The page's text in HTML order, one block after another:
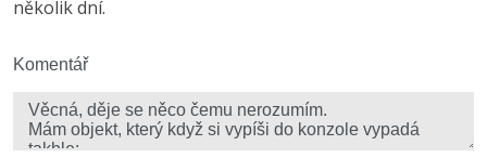
Fórum
Kybernetická bezpečnost
několik dní.
Komentář